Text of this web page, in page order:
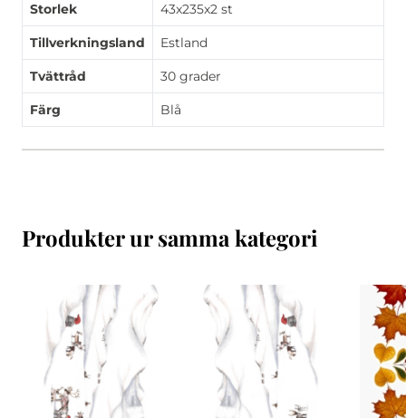
Storlek 43x235x2 st
Tillverkningsland Estland
Tvättråd 30 grader
Färg Blå
Produkter ur samma kategori